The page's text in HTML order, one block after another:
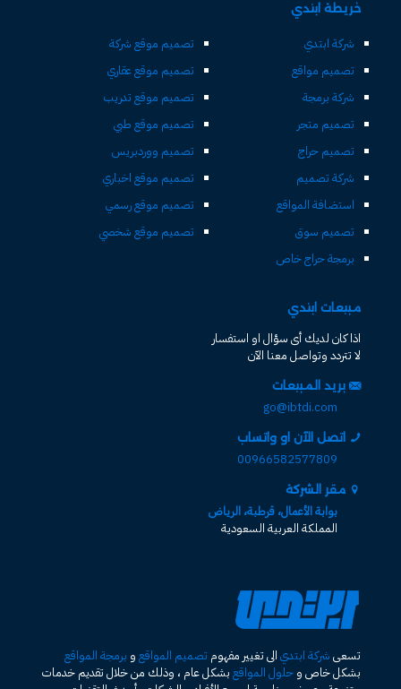
خريطة ابتدي
شركة ابتدي
تصميم مواقع
شركة برمجة
تصميم متجر
تصميم حراج
شركة تصميم
استضافة المواقع
تصميم سوق
برمجة حراج خاص
تصميم موقع شركة
تصميم موقع عقاري
تصميم موقع تدريب
تصميم موقع طبي
تصميم ووردبريس
تصميم موقع اخباري
تصميم موقع رسمي
تصميم موقع شخصي
مبيعات ابتدي
اذا كان لديك أى سؤال او استفسار
لا تتردد وتواصل معنا الآن
بريد المبيعات
go@ibtdi.com
اتصل الآن او واتساب
00966582577809
مقر الشركة
بوابة الأعمال، قرطبة، الرياض
المملكة العربية السعودية
تسعى شركة ابتدي الى تغيير مفهوم تصميم المواقع و برمجة المواقع
بشكل خاص و حلول المواقع بشكل عام ، وذلك من خلال تقديم خدمات